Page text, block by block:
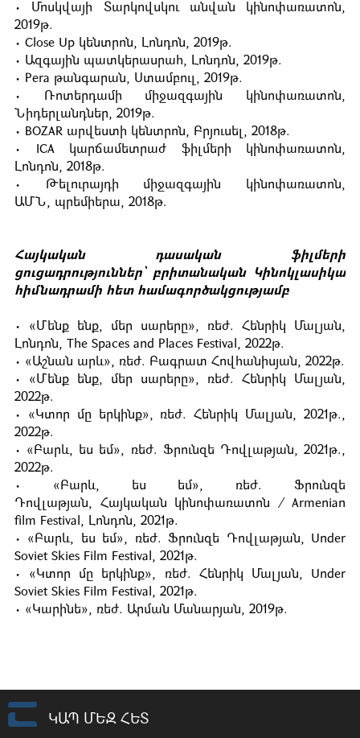
• Մոսկվայի Տարկովսկու անվան կինոփառատոն,
2019թ.
• Close Up կենտրոն, Լոնդոն, 2019թ.
• Ազգային պատկերասրահ, Լոնդոն, 2019թ.
• Pera թանգարան, Ստամբուլ, 2019թ.
• Ռոտերդամի միջազգային կինոփառատոն,
Նիդերլանդներ, 2019թ.
• BOZAR արվեստի կենտրոն, Բրյուսել, 2018թ.
• ICA կարճամետրաժ ֆիլմերի կինոփառատոն,
Լոնդոն, 2018թ.
• Թելուրայդի միջազգային կինոփառատոն,
ԱՄՆ, պրեմիերա, 2018թ.
Հայկական դասական ֆիլմերի
ցուցադրություններ՝ բրիտանական Կինոկլասիկա
հիմնադրամի հետ համագործակցությամբ
• «Մենք ենք, մեր սարերը», ռեժ. Հենրիկ Մալյան,
Լոնդոն, Тhe Spaces and Places Festival, 2022թ.
• «Աշնան արև», ռեժ. Բագրատ Հովհանիսյան, 2022թ.
• «Մենք ենք, մեր սարերը», ռեժ. Հենրիկ Մալյան,
2022թ.
• «Կտոր մը երկինք», ռեժ. Հենրիկ Մալյան, 2021թ.,
2022թ.
• «Բարև, ես եմ», ռեժ. Ֆրունզե Դովլաթյան, 2021թ.,
2022թ.
• «Բարև, ես եմ», ռեժ. Ֆրունզե
Դովլաթյան, Հայկական կինոփառատոն / Armenian
film Festival, Լոնդոն, 2021թ.
• «Բարև, ես եմ», ռեժ. Ֆրունզե Դովլաթյան, Under
Soviet Skies Film Festival, 2021թ.
• «Կտոր մը երկինք», ռեժ. Հենրիկ Մալյան, Under
Soviet Skies Film Festival, 2021թ.
• «Կարինե», ռեժ. Արման Մանարյան, 2019թ.
ԿԱՊ ՄԵԶ ՀԵՏ